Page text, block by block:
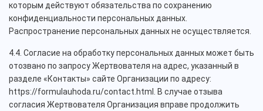
которым действуют обязательства по сохранению
конфиденциальности персональных данных.
Распространение персональных данных не осуществляется.
4.4. Согласие на обработку персональных данных может быть
отозвано по запросу Жертвователя на адрес, указанный в
разделе «Контакты» сайте Организации по адресу:
https://formulauhoda.ru/contact.html. В случае отзыва
согласия Жертвователя Организация вправе продолжить